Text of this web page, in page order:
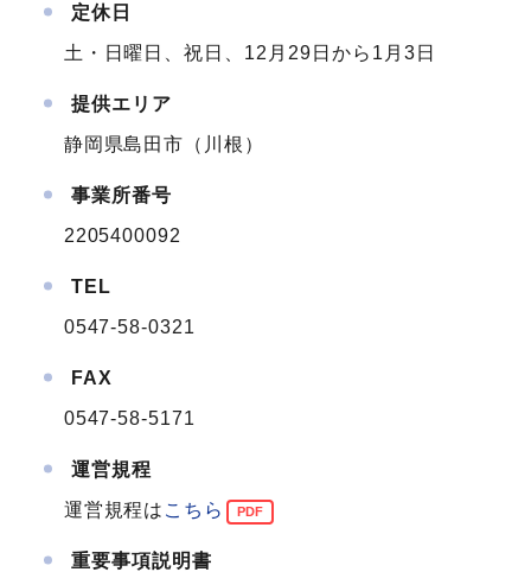
定休日
土・日曜日、祝日、12月29日から1月3日
提供エリア
静岡県島田市（川根）
事業所番号
2205400092
TEL
0547-58-0321
FAX
0547-58-5171
運営規程
運営規程は こちら
重要事項説明書